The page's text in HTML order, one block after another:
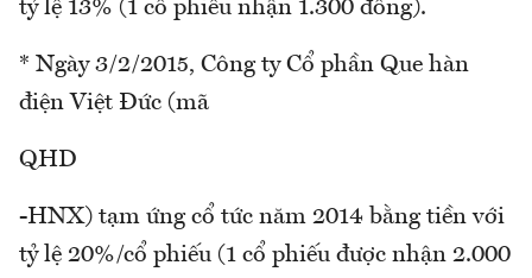
tỷ lệ 13% (1 cổ phiếu nhận 1.300 đồng).
* Ngày 3/2/2015, Công ty Cổ phần Que hàn
điện Việt Đức (mã
QHD
-HNX) tạm ứng cổ tức năm 2014 bằng tiền với
tỷ lệ 20%/cổ phiếu (1 cổ phiếu được nhận 2.000